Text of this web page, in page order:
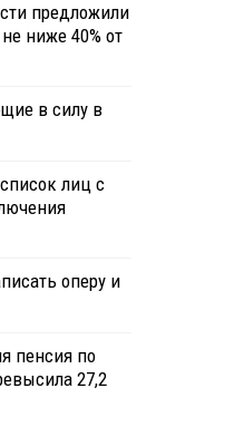
предложили
ниже 40% от
в силу в
лиц с
оперу и
пенсия по
27,2